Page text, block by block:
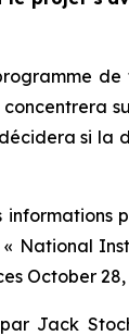
si
« National
October
Jack